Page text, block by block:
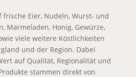
frische Eier, Nudeln, Wurst- und
Marmeladen, Honig, Gewürze,
viele weitere Köstlichkeiten
und der Region. Dabei
auf Qualität, Regionalität und
stammen direkt von